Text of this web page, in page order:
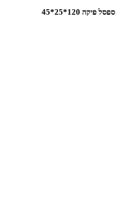
ספסל פיקה 120*25*45